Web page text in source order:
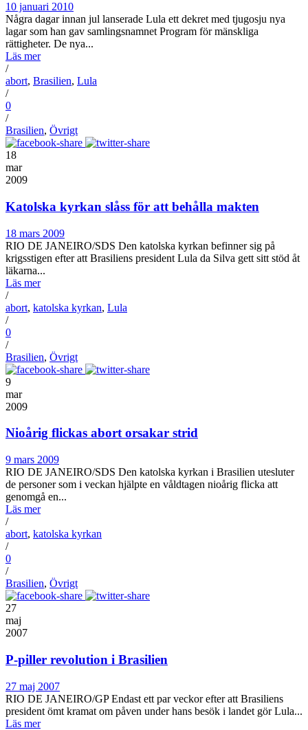
10 januari 2010
Några dagar innan jul lanserade Lula ett dekret med tjugosju nya
lagar som han gav samlingsnamnet Program för mänskliga
rättigheter. De nya...
Läs mer
/
abort, Brasilien, Lula
/
0
/
Brasilien, Övrigt
18
mar
2009
Katolska kyrkan slåss för att behålla makten
18 mars 2009
RIO DE JANEIRO/SDS Den katolska kyrkan befinner sig på
krigsstigen efter att Brasiliens president Lula da Silva gett sitt stöd åt
läkarna...
Läs mer
/
abort, katolska kyrkan, Lula
/
0
/
Brasilien, Övrigt
9
mar
2009
Nioårig flickas abort orsakar strid
9 mars 2009
RIO DE JANEIRO/SDS Den katolska kyrkan i Brasilien utesluter
de personer som i veckan hjälpte en våldtagen nioårig flicka att
genomgå en...
Läs mer
/
abort, katolska kyrkan
/
0
/
Brasilien, Övrigt
27
maj
2007
P-piller revolution i Brasilien
27 maj 2007
RIO DE JANEIRO/GP Endast ett par veckor efter att Brasiliens
president ömt kramat om påven under hans besök i landet gör Lula...
Läs mer